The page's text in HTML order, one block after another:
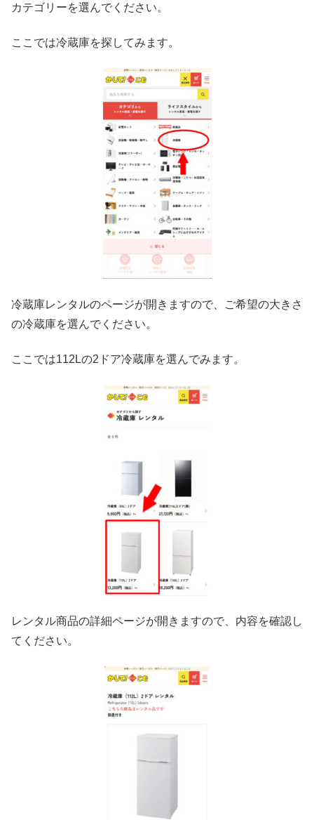
カテゴリーを選んでください。
ここでは冷蔵庫を探してみます。
冷蔵庫レンタルのページが開きますので、ご希望の大きさ
の冷蔵庫を選んでください。
ここでは112Lの2ドア冷蔵庫を選んでみます。
レンタル商品の詳細ページが開きますので、内容を確認し
てください。